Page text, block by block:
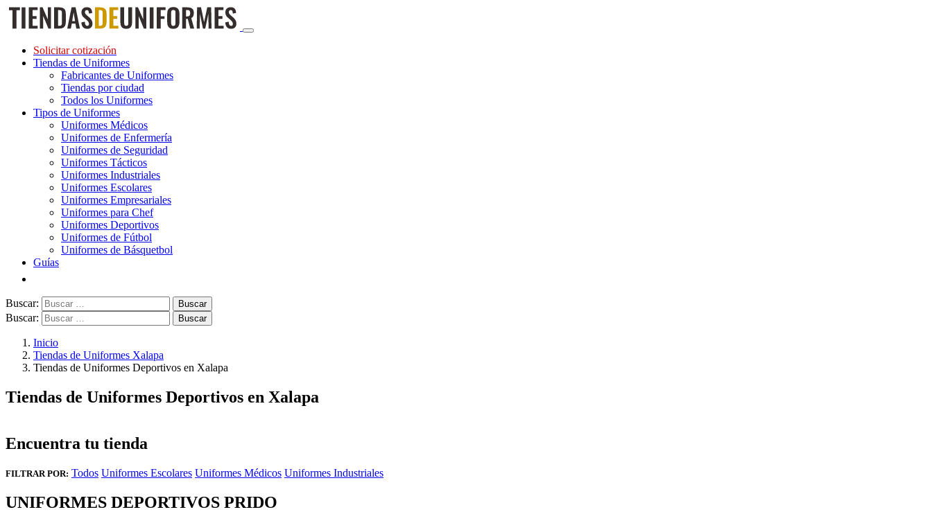
Solicitar cotización
Tiendas de Uniformes
Fabricantes de Uniformes
Tiendas por ciudad
Todos los Uniformes
Tipos de Uniformes
Uniformes Médicos
Uniformes de Enfermería
Uniformes de Seguridad
Uniformes Tácticos
Uniformes Industriales
Uniformes Escolares
Uniformes Empresariales
Uniformes para Chef
Uniformes Deportivos
Uniformes de Fútbol
Uniformes de Básquetbol
Guías
Buscar:
Buscar:
Inicio
Tiendas de Uniformes Xalapa
Tiendas de Uniformes Deportivos en Xalapa
Tiendas de Uniformes Deportivos en Xalapa
Encuentra tu tienda
FILTRAR POR: Todos Uniformes Escolares Uniformes Médicos Uniformes Industriales
UNIFORMES DEPORTIVOS PRIDO